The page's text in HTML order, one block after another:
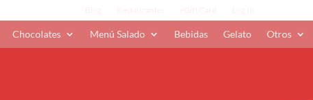
Chocolates Menú Salado Bebidas Gelato Otros